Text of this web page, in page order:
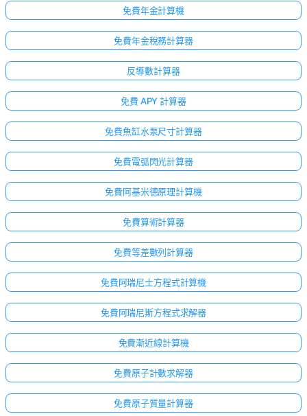
免費年金計算機
免費年金稅務計算器
反導數計算器
免費 APY 計算器
免費魚缸水泵尺寸計算器
免費電弧閃光計算器
免費阿基米德原理計算機
免費算術計算器
免費等差數列計算器
免費阿瑞尼士方程式計算機
免費阿瑞尼斯方程式求解器
免費漸近線計算機
免費原子計數求解器
免費原子質量計算器